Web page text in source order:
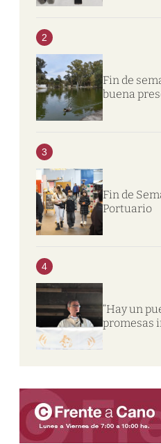
2
Fin de
buena
3
Fin de
Portuario
4
“Hay un
promesas